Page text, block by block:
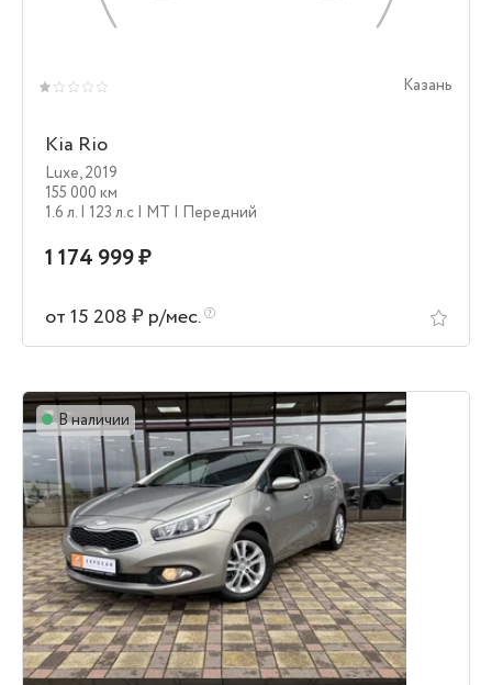
Казань
Kia Rio
Luxe,2019
155 000 км
1.6 л. | 123 л.c | MT | Передний
1 174 999 ₽
от 15 208 ₽ р/мес.
В наличии